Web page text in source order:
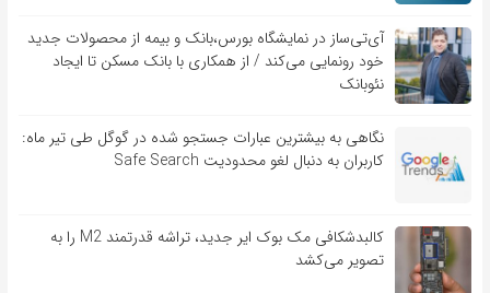
آی‌تی‌ساز در نمایشگاه بورس،بانک و بیمه از محصولات جدید
خود رونمایی می‌کند / از همکاری با بانک مسکن تا ایجاد
نئوبانک
نگاهی به بیشترین عبارات جستجو شده در گوگل طی تیر ماه:
کاربران به دنبال لغو محدودیت Safe Search
کالبدشکافی مک بوک ایر جدید، تراشه قدرتمند M2 را به
تصویر می‌کشد